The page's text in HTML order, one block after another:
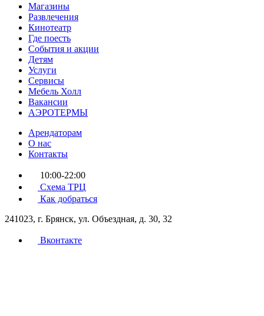
Магазины
Развлечения
Кинотеатр
Где поесть
События и акции
Детям
Услуги
Сервисы
Мебель Холл
Вакансии
АЭРОТЕРМЫ
Арендаторам
О нас
Контакты
10:00-22:00
Схема ТРЦ
Как добраться
241023, г. Брянск, ул. Объездная, д. 30, 32
Вконтакте